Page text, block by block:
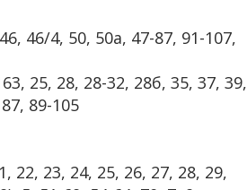
46/4, 50, 50а, 47-87, 91-107,
25, 28, 28-32, 28б, 35, 37, 39,
89-105
22, 23, 24, 25, 26, 27, 28, 29,